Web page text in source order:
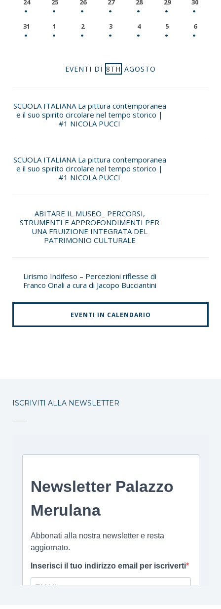
24 25 26 27 28 29 30
31 1 2 3 4 5 6
EVENTI DI 8TH AGOSTO
SCUOLA ITALIANA La pittura contemporanea
e il suo spirito circolare nel tempo storico |
#1 NICOLA PUCCI
SCUOLA ITALIANA La pittura contemporanea
e il suo spirito circolare nel tempo storico |
#1 NICOLA PUCCI
ABITARE IL MUSEO_ PERCORSI,
STRUMENTI E APPROFONDIMENTI PER
UNA FRUIZIONE INTEGRATA DEL
PATRIMONIO CULTURALE
Lirismo Indifeso – Percezioni riflesse di
Franco Onali a cura di Jacopo Bucciantini
EVENTI IN CALENDARIO
ISCRIVITI ALLA NEWSLETTER